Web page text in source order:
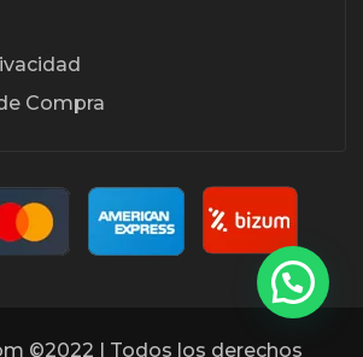
Compra
©2022 | Todos los derechos